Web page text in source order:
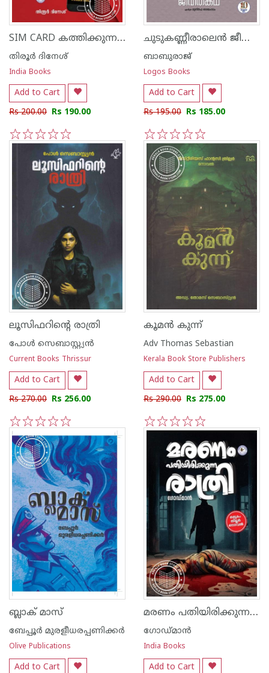
SIM CARD കത്തിക്കുന്ന പ്രേതം
തിരൂർ ദിനേശ്
India Books
Add to Cart
Rs 200.00 Rs 190.00
5
4
3
2
1
ചുടുകണ്ണീരാലെൻ ജീവിതകഥ
ബാബുരാജ്
Logos Books
Add to Cart
Rs 195.00 Rs 185.00
5
4
3
2
1
ലൂസിഫറിൻ്റെ രാത്രി
പോള്‍ സെബാസ്റ്റ്യന്‍
Current Books Thrissur
Add to Cart
Rs 270.00 Rs 256.00
5
4
3
2
1
കൂമൻ കുന്ന്
Adv Thomas Sebastian
Kerala Book Store Publishers
Add to Cart
Rs 290.00 Rs 275.00
5
4
3
2
1
ബ്ലാക്‌ മാസ്
ബേപ്പൂര്‍ മുരളീധരപ്പണിക്കര്‍
Olive Publications
Add to Cart
മരണം പതിയിരിക്കുന്ന രാത്രി
ഗോഡ്മാന്‍
India Books
Add to Cart